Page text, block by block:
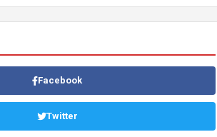
Facebook
Twitter